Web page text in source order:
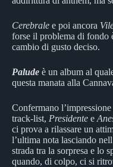
Cerebrale e poi ancora
forse il problema di fondo
cambio di gusto deciso.
Palude è un album al
questa manata alla
Confermano
track-list, Presidente e
ci prova a rilassare un
l’ultima nota lasciando
strada tra la sorpresa e lo
quando, di colpo, ci si